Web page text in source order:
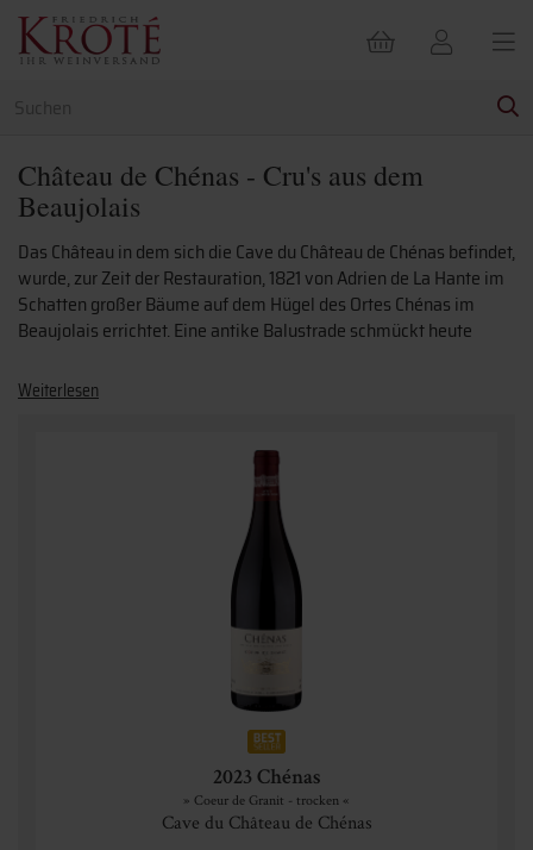
Château de Chénas - Cru's aus dem
Beaujolais
Das Château in dem sich die Cave du Château de Chénas befindet,
wurde, zur Zeit der Restauration, 1821 von Adrien de La Hante im
Schatten großer Bäume auf dem Hügel des Ortes Chénas im
Beaujolais errichtet. Eine antike Balustrade schmückt heute
Weiterlesen
2023 Chénas
» Coeur de Granit - trocken «
Cave du Château de Chénas